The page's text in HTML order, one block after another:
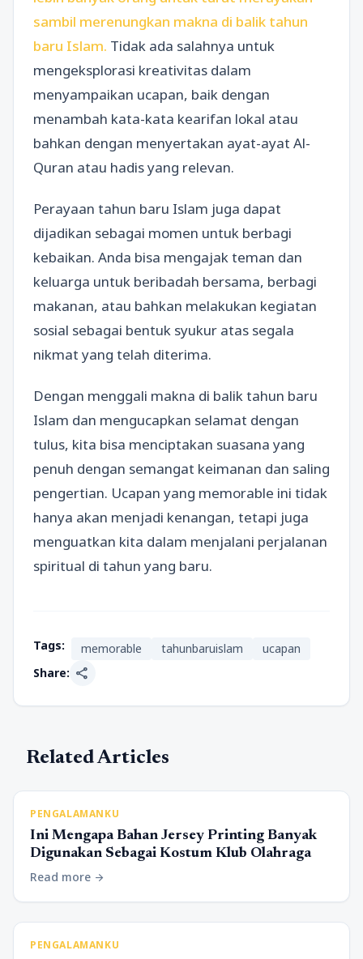
sambil merenungkan makna di balik tahun
baru Islam. Tidak ada salahnya untuk
mengeksplorasi kreativitas dalam
menyampaikan ucapan, baik dengan
menambah kata-kata kearifan lokal atau
bahkan dengan menyertakan ayat-ayat Al-
Quran atau hadis yang relevan.
Perayaan tahun baru Islam juga dapat
dijadikan sebagai momen untuk berbagi
kebaikan. Anda bisa mengajak teman dan
keluarga untuk beribadah bersama, berbagi
makanan, atau bahkan melakukan kegiatan
sosial sebagai bentuk syukur atas segala
nikmat yang telah diterima.
Dengan menggali makna di balik tahun baru
Islam dan mengucapkan selamat dengan
tulus, kita bisa menciptakan suasana yang
penuh dengan semangat keimanan dan saling
pengertian. Ucapan yang memorable ini tidak
hanya akan menjadi kenangan, tetapi juga
menguatkan kita dalam menjalani perjalanan
spiritual di tahun yang baru.
Tags: memorable tahunbaruislam
ucapan
Share: share
Related Articles
PENGALAMANKU
Ini Mengapa Bahan Jersey Printing Banyak
Digunakan Sebagai Kostum Klub Olahraga
Read more arrow_forward
PENGALAMANKU